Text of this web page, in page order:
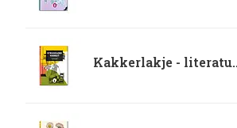
Kakkerlakje -